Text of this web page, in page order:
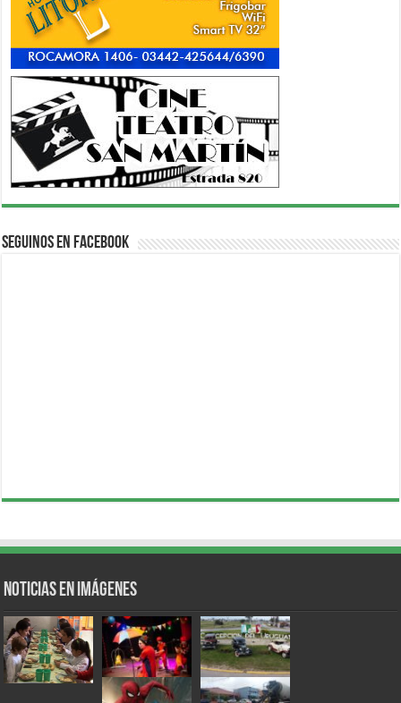
Seguinos en Facebook
Noticias en Imágenes